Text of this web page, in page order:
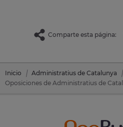
Comparte esta página:
Inicio Administratius de Catalunya